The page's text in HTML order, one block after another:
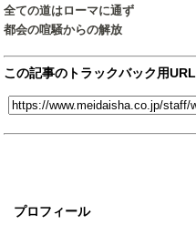
プロフィール
全ての道はローマに通ず
都会の喧騒からの解放
この記事のトラックバック用URL